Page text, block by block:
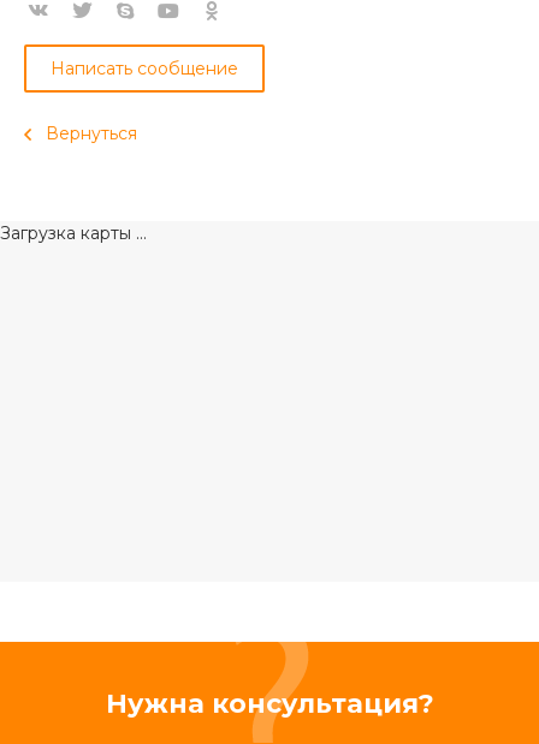
Написать сообщение
Вернуться
Загрузка карты ...
Нужна консультация?